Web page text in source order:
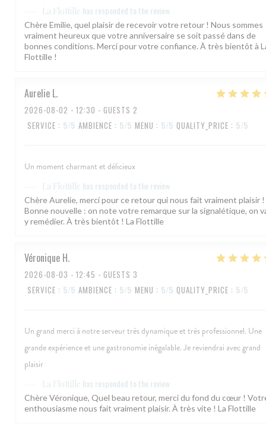
La Flottille has responded to the review
Chère Emilie, quel plaisir de recevoir votre retour ! Nous sommes
vraiment heureux que votre anniversaire se soit passé dans de
bonnes conditions. Merci pour votre confiance. À très bientôt à
Flottille !
Aurelie L
2026-08-02 - 12:30 - GUESTS 2
SERVICE : 5/5 AMBIENCE : 5/5 MENU : 5/5 QUALITY_PRICE : 5/5
Un moment charmant et délicieux
La Flottille has responded to the review
Chère Aurelie, merci pour ce retour qui nous fait vraiment plaisir !
Bonne nouvelle : on note votre remarque sur la signalétique, on
y remédier. À très bientôt ! La Flottille
Véronique H
2026-08-03 - 12:45 - GUESTS 3
SERVICE : 5/5 AMBIENCE : 5/5 MENU : 5/5 QUALITY_PRICE : 5/5
Un grand merci à notre serveur très dynamique et très professionnel. Une
grande expérience et une gastronomie inégalable. Je reviendrai avec grand
plaisir
La Flottille has responded to the review
Chère Véronique, Quel beau retour, merci du fond du cœur !
enthousiasme nous fait vraiment plaisir. À très vite ! La Flottille